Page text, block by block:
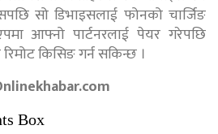
सो डिभाइसलाई फोनको चार्जिङ
आफ्नो पार्टनरलाई पेयर गरेपछि
किसिङ गर्न सकिन्छ ।
Box